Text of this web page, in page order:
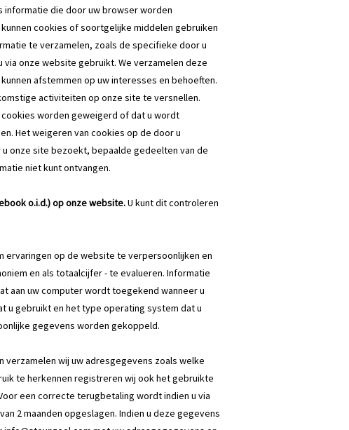
informatie die door uw browser worden
cookies of soortgelijke middelen gebruiken
te verzamelen, zoals de specifieke door u
onze website gebruikt. We verzamelen deze
afstemmen op uw interesses en behoeften.
activiteiten op onze site te versnellen.
worden geweigerd of dat u wordt
Het weigeren van cookies op de door u
onze site bezoekt, bepaalde gedeelten van de
niet kunt ontvangen.
o.i.d.) op onze website.U kunt dit controleren
op de website te verpersoonlijken en
en als totaalcijfer - te evalueren. Informatie
aan uw computer wordt toegekend wanneer u
u gebruikt en het type operating system dat u
gegevens worden gekoppeld.
verzamelen wij uw adresgegevens zoals welke
te herkennen registreren wij ook het gebruikte
een correcte terugbetaling wordt indien u via
2 maanden opgeslagen. Indien u deze gegevens